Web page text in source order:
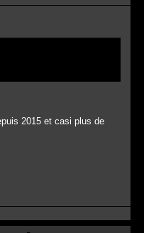
2015 et casi plus de